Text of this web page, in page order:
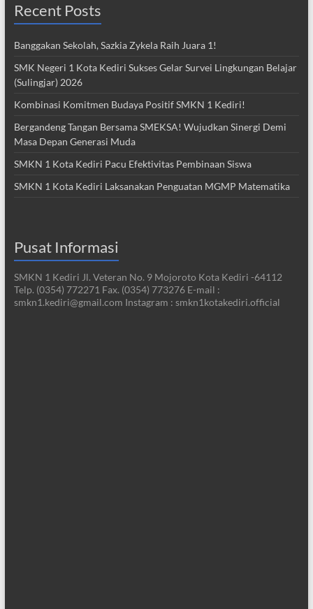
Recent Posts
Banggakan Sekolah, Sazkia Zykela Raih Juara 1!
SMK Negeri 1 Kota Kediri Sukses Gelar Survei Lingkungan Belajar
(Sulingjar) 2026
Kombinasi Komitmen Budaya Positif SMKN 1 Kediri!
Bergandeng Tangan Bersama SMEKSA! Wujudkan Sinergi Demi
Masa Depan Generasi Muda
SMKN 1 Kota Kediri Pacu Efektivitas Pembinaan Siswa
SMKN 1 Kota Kediri Laksanakan Penguatan MGMP Matematika
Pusat Informasi
SMKN 1 Kediri Jl. Veteran No. 9 Mojoroto Kota Kediri -64112
Telp. (0354) 772271 Fax. (0354) 773276 E-mail :
smkn1.kediri@gmail.com Instagram : smkn1kotakediri.official